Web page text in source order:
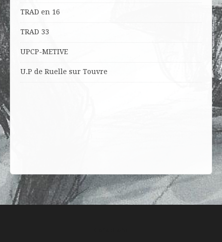
TRAD en 16
TRAD 33
UPCP-METIVE
U.P de Ruelle sur Touvre